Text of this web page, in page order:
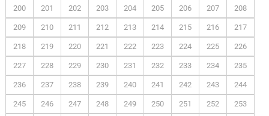
200 201 202 203 204 205 206 207 208
209 210 211 212 213 214 215 216 217
218 219 220 221 222 223 224 225 226
227 228 229 230 231 232 233 234 235
236 237 238 239 240 241 242 243 244
245 246 247 248 249 250 251 252 253